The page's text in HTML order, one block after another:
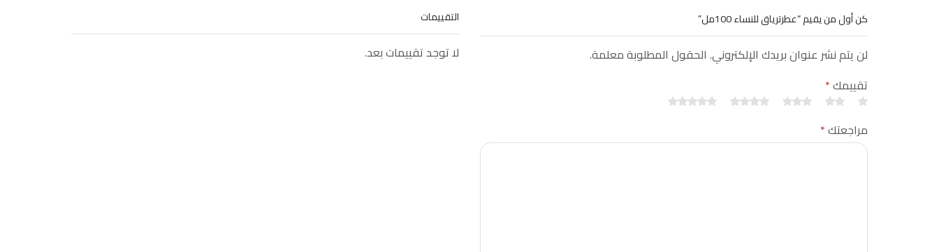
التقييمات
لا توجد تقييمات بعد.
كن أول من يقيم “عطرترياق للنساء 100مل”
لن يتم نشر عنوان بريدك الإلكتروني. الحقول المطلوبة معلمة.
تقييمك*
مراجعتك*